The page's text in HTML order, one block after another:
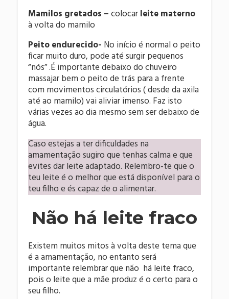
Mamilos gretados –colocarleite materno
à volta do mamilo
Peito endurecido- No início é normal o peito
ficar muito duro, pode até surgir pequenos
“nós” .É importante debaixo do chuveiro
massajar bem o peito de trás para a frente
com movimentos circulatórios ( desde da axila
até ao mamilo) vai aliviar imenso. Faz isto
várias vezes ao dia mesmo sem ser debaixo de
água.
Caso estejas a ter dificuldades na
amamentação sugiro que tenhas calma e que
evites dar leite adaptado. Relembro-te que o
teu leite é o melhor que está disponível para o
teu filho e és capaz de o alimentar.
Não há leite fraco
Existem muitos mitos à volta deste tema que
é a amamentação, no entanto será
importante relembrar que não há leite fraco,
pois o leite que a mãe produz é o certo para o
seu filho.